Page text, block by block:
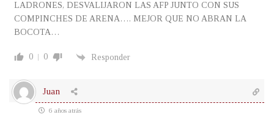
LADRONES, DESVALIJARON LAS AFP JUNTO CON SUS
COMPINCHES DE ARENA…. MEJOR QUE NO ABRAN LA
BOCOTA…
0 0 Responder
Juan
6 años atrás